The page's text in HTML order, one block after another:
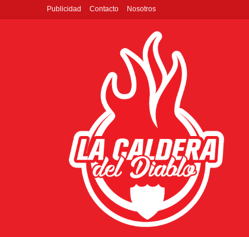
Publicidad Contacto Nosotros